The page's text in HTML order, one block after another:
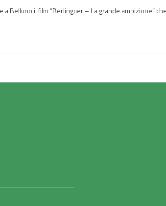
Belluno il film “Berlinguer – La grande ambizione”